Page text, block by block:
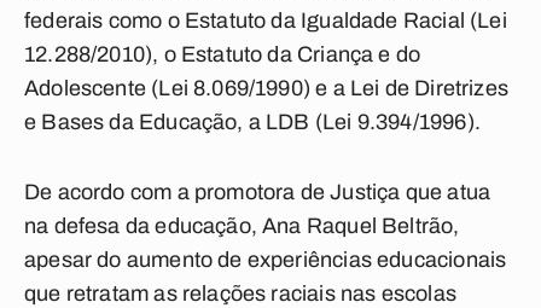
federais como o Estatuto da Igualdade Racial (Lei
12.288/2010), o Estatuto da Criança e do
Adolescente (Lei 8.069/1990) e a Lei de Diretrizes
e Bases da Educação, a LDB (Lei 9.394/1996).
De acordo com a promotora de Justiça que atua
na defesa da educação, Ana Raquel Beltrão,
apesar do aumento de experiências educacionais
que retratam as relações raciais nas escolas